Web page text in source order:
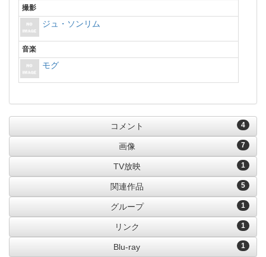
撮影
ジュ・ソンリム
音楽
モグ
4
コメント
7
画像
1
TV放映
5
関連作品
1
グループ
1
リンク
1
Blu-ray